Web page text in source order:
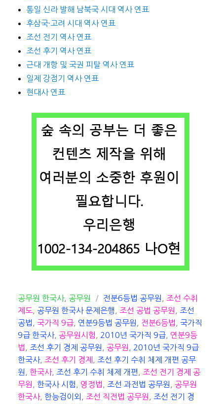
통일 신라 발해 남북국 시대 역사 연표
후삼국·고려 시대 역사 연표
조선 전기 역사 연표
조선 후기 역사 연표
근대 개항 및 국권 피탈 역사 연표
일제 강점기 역사 연표
현대사 연표
카
테
고
리
공무원 한국사, 공무원
태
그
전분6등법 공무원
조선 수취
제도
공무원 한국사 문제은행 조선 공법 공무원
조선
공법
국가직 9급 연분9등법 공무원 전분6등법
국가직
9급 한국사, 공무원시험 2010년 국가직 9급
연분9등
법
조선 후기 경제 공무원 공무원
2010년 국가직 9급
한국사, 조선 후기 경제
조선 후기 수취 체제 개편 공무
원
,한국사, 조선 후기 수취 체제 개편
조선 전기 경제 공
무원
,한국사 시험 영정법 조선 과전법 공무원
공무원
한국사,한능검이외 조선 직전법 공무원
조선 전기 경